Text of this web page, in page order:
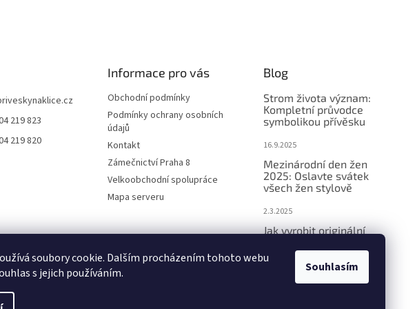
soubory cookie. Dalším procházením tohoto webu
s jejich používáním.
Souhlasím
219 823
219 820
Informace pro vás
Obchodní podmínky
Podmínky ochrany osobních
údajů
Kontakt
Zámečnictví Praha 8
Velkoobchodní spolupráce
Mapa serveru
Blog
Strom života význam:
Kompletní průvodce
symbolikou přívěsku
16.9.2025
Mezinárodní den žen
2025: Oslavte svátek
všech žen stylově
2.3.2025
Jak vyrobit originální